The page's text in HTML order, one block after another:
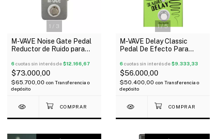
1 / 3
M-VAVE Noise Gate Pedal
Reductor de Ruido para
6 cuotas sin interés de$12.166,67
$73.000,00
$65.700,00 con Transferencia o
depósito
1/5
M-VAVE Delay Classic
Pedal De Efecto Para
6 cuotas sin interés de$9.333,33
$56.000,00
$50.400,00 con Transferencia o
depósito